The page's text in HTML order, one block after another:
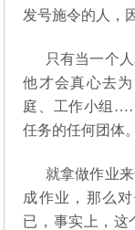
发号施令的人，
只有当一个
他才会真心去
庭、工作小组
任务的任何团体。
就拿做作业
成作业，那么
已，事实上，这